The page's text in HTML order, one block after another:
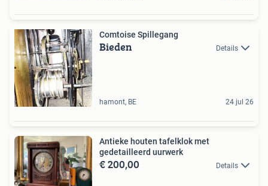
Comtoise Spillegang
Bieden Details
hamont, BE 24 jul 26
Antieke houten tafelklok met
gedetailleerd uurwerk
€ 200,00 Details